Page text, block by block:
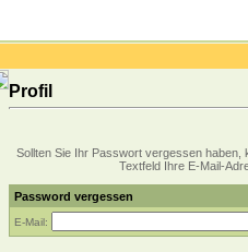
Profil
Sollten Sie Ihr Passwort vergessen haben,
Textfeld Ihre E-Mail-
Password vergessen
E-Mail: